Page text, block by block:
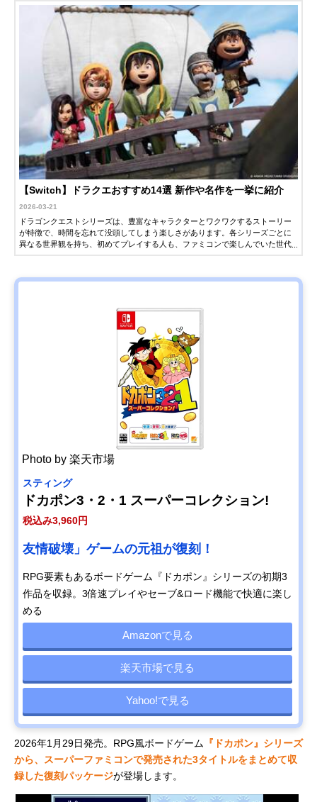
【Switch】ドラクエおすすめ14選 新作や名作を一挙に紹介
2026-03-21
ドラゴンクエストシリーズは、豊富なキャラクターとワクワクするストーリー
が特徴で、時間を忘れて没頭してしまう楽しさがあります。各シリーズごとに
異なる世界観を持ち、初めてプレイする人も、ファミコンで楽しんでいた世代
まざまなソフトが発売されています。この記事では、スイッチで遊べるドラク
Photo by 楽天市場
スティング
ドカポン3・2・1 スーパーコレクション!
税込み3,960円
友情破壊」ゲームの元祖が復刻！
RPG要素もあるボードゲーム『ドカポン』シリーズの初期3
作品を収録。3倍速プレイやセーブ&ロード機能で快適に楽し
める
Amazonで見る
楽天市場で見る
Yahoo!で見る
2026年1月29日発売。RPG風ボードゲーム 『ドカポン』シリーズ
から、スーパーファミコンで発売された3タイトルをまとめて収
録した復刻パッケージが登場します。